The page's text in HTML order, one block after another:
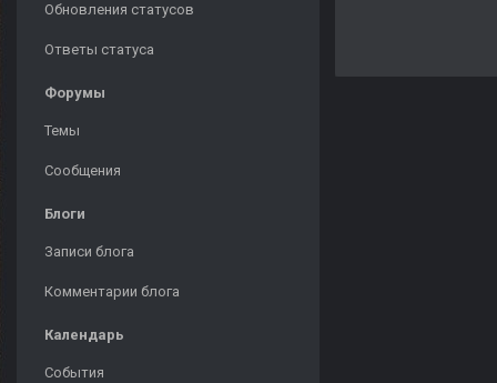
Обновления статусов
Ответы статуса
Форумы
Темы
Сообщения
Блоги
Записи блога
Комментарии блога
Календарь
События